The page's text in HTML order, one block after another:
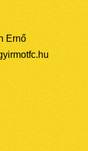
Ernő